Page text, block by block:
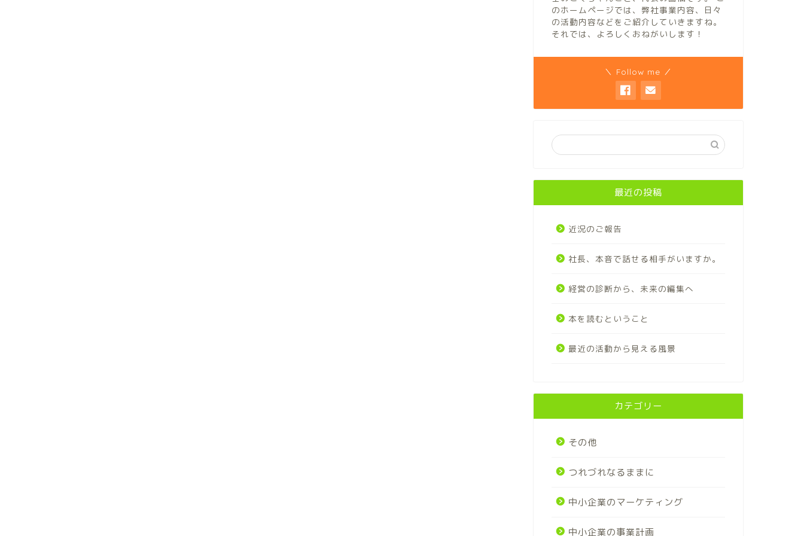
のホームページでは、弊社事業内容、日々
の活動内容などをご紹介していきますね。
それでは、よろしくおねがいします！
＼ Follow me ／
最近の投稿
近況のご報告
社長、本音で話せる相手がいますか。
経営の診断から、未来の編集へ
本を読むということ
最近の活動から見える風景
カテゴリー
その他
つれづれなるままに
中小企業のマーケティング
中小企業の事業計画